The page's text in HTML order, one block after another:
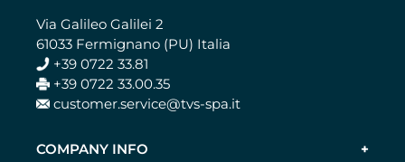
Via Galileo Galilei 2
61033 Fermignano (PU) Italia
+39 0722 33.81
+39 0722 33.00.35
customer.service@tvs-spa.it
COMPANY INFO